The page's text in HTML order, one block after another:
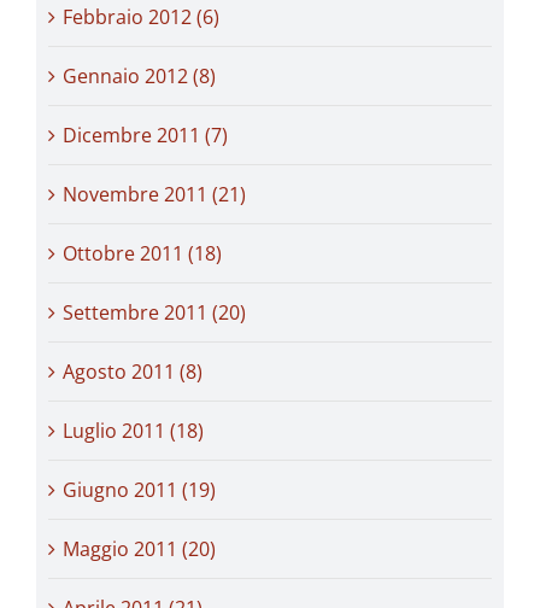
Febbraio 2012 (6)
Gennaio 2012 (8)
Dicembre 2011 (7)
Novembre 2011 (21)
Ottobre 2011 (18)
Settembre 2011 (20)
Agosto 2011 (8)
Luglio 2011 (18)
Giugno 2011 (19)
Maggio 2011 (20)